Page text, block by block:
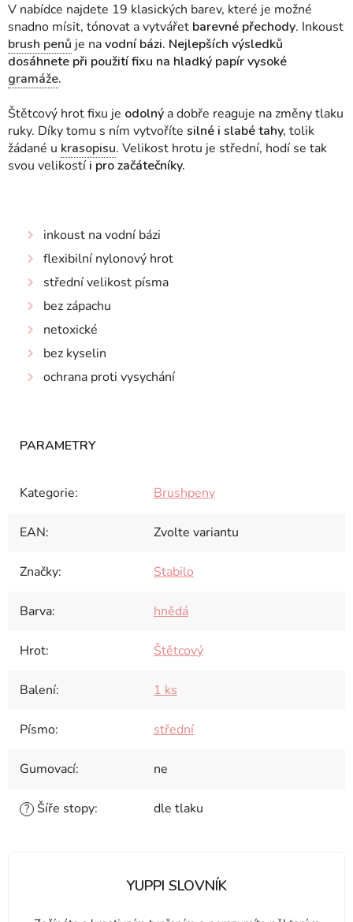
V nabídce najdete 19 klasických barev, které je možné
snadno mísit, tónovat a vytvářet barevné přechody. Inkoust
brush penů je navodní bázi. Nejlepších výsledků
dosáhnete při použití fixu na hladký papírvysoké
gramáže.
Štětcový hrot fixu je odolný a dobře reaguje na změny tlaku
ruky. Díky tomu s ním vytvoříte silné i slabé tahy, tolik
žádané u krasopisu. Velikost hrotu je střední, hodí se tak
svou velikostí i pro začátečníky.
inkoust na vodní bázi
flexibilní nylonový hrot
střední velikost písma
bez zápachu
netoxické
bez kyselin
ochrana proti vysychání
Kategorie: Brushpeny
EAN: Zvolte variantu
Značky: Stabilo
Barva: hnědá
Hrot: Štětcový
Balení: 1 ks
Písmo: střední
Gumovací: ne
? Šíře stopy: dle tlaku
YUPPI SLOVNÍK